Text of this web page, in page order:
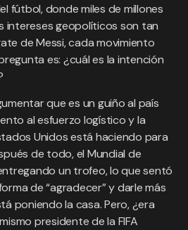
fútbol, donde miles de millones
intereses geopolíticos son tan
de Messi, cada movimiento
es: ¿cuál es la intención
que es un guiño al país
al esfuerzo logístico y la
Unidos está haciendo para
de todo, el Mundial de
un trofeo, lo que sentó
de “agradecer” y darle más
poniendo la casa. Pero, ¿era
presidente de la FIFA